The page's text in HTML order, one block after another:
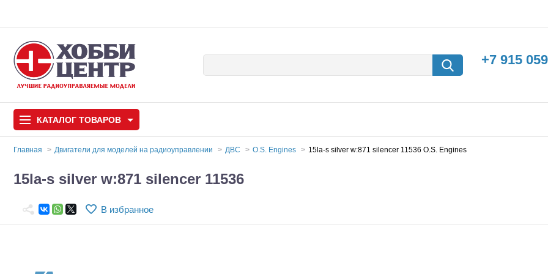
+7 915
КАТАЛОГ ТОВАРОВ
Автомодели
Игрушки Автомодели для сборки
Машины с
Главная Двигатели для моделей на радиоуправлении ДВС O.S. Engines 15la-s silver w:871 silencer 11536 O.S. Engines
15la-s silver w:871 silencer 11536
В избранное